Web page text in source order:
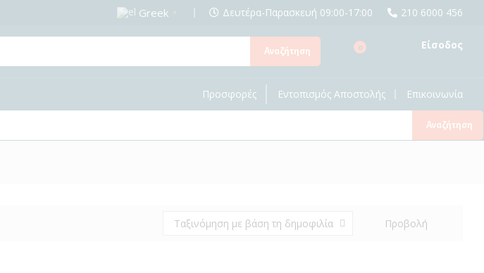
Greek Δευτέρα-Παρασκευή 09:00-17:00 210 6000 456
Αναζήτηση 0 Είσοδος
Προσφορές Εντοπισμός Αποστολής Επικοινωνία
Αναζήτηση
Προβολή
Ταξινόμηση με βάση τη δημοφιλία